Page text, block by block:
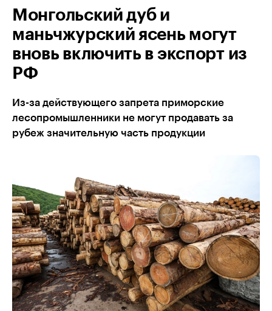
Монгольский дуб и
маньчжурский ясень могут
вновь включить в экспорт из
РФ
Из-за действующего запрета приморские
лесопромышленники не могут продавать за
рубеж значительную часть продукции